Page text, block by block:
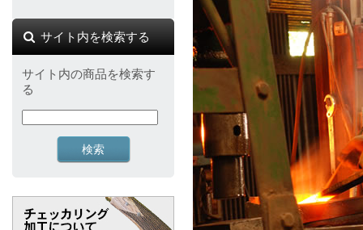
サイト内を検索する
サイト内の商品を検索す
る